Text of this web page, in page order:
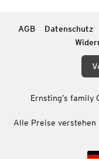
AGB Datenschutz
Ernsting’s family
Alle Preise